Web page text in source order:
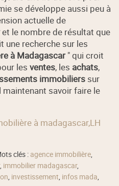
se développe aussi peu à
actuelle de
et le nombre de résultat que
une recherche sur les
à Madagascar" qui croit
lesventes, les achats,
immobiliers sur
maintenant savoir faire le
à madagascar,LH
clés : agence immobilière,
, immobilier madagascar,
, investissement, infos mada,